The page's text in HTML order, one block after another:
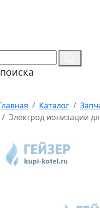
Каталог
Электрод ионизации